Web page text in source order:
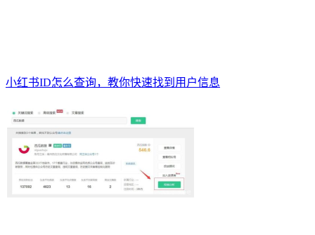
小红书ID怎么查询，教你快速找到用户信息